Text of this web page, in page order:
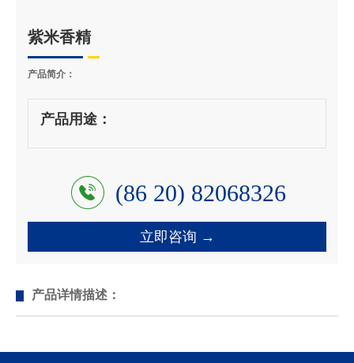
紫米香精
产品简介：
产品用途：
立即咨询 →
(86 20) 82068326
产品详情描述：